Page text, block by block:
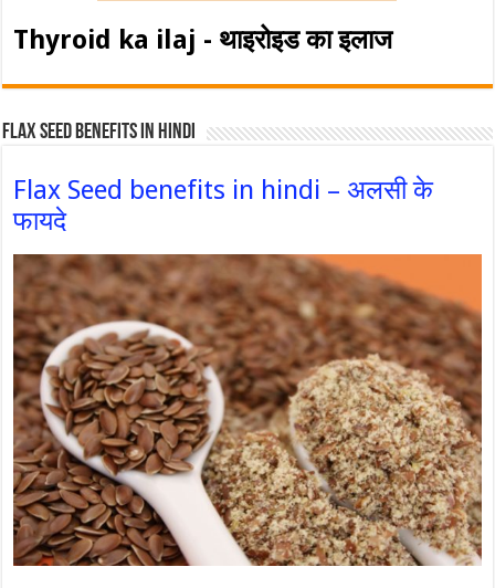
Thyroid ka ilaj - थाइरोइड का इलाज
Flax Seed Benefits in hindi
Flax Seed benefits in hindi – अलसी के
फायदे